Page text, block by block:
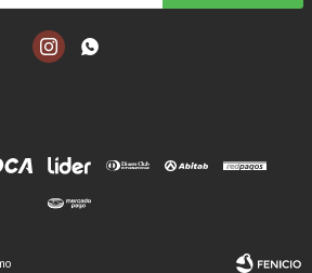
 